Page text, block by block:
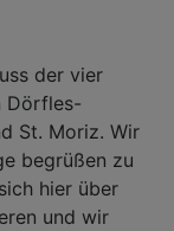
der vier
Dörfles-
St. Moriz. Wir
begrüßen zu
hier über
und wir